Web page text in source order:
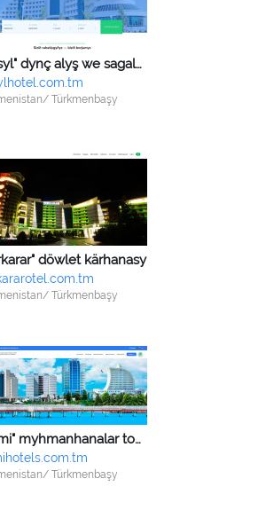
"Hasyl" dynç alyş we sagaldyş merkezi
Türkmenbaşy
döwlet kärhanasy
Türkmenbaşy
"Gämi" myhmanhanalar toplumy we sagaldyş-dikeldiş merkezi
Türkmenbaşy